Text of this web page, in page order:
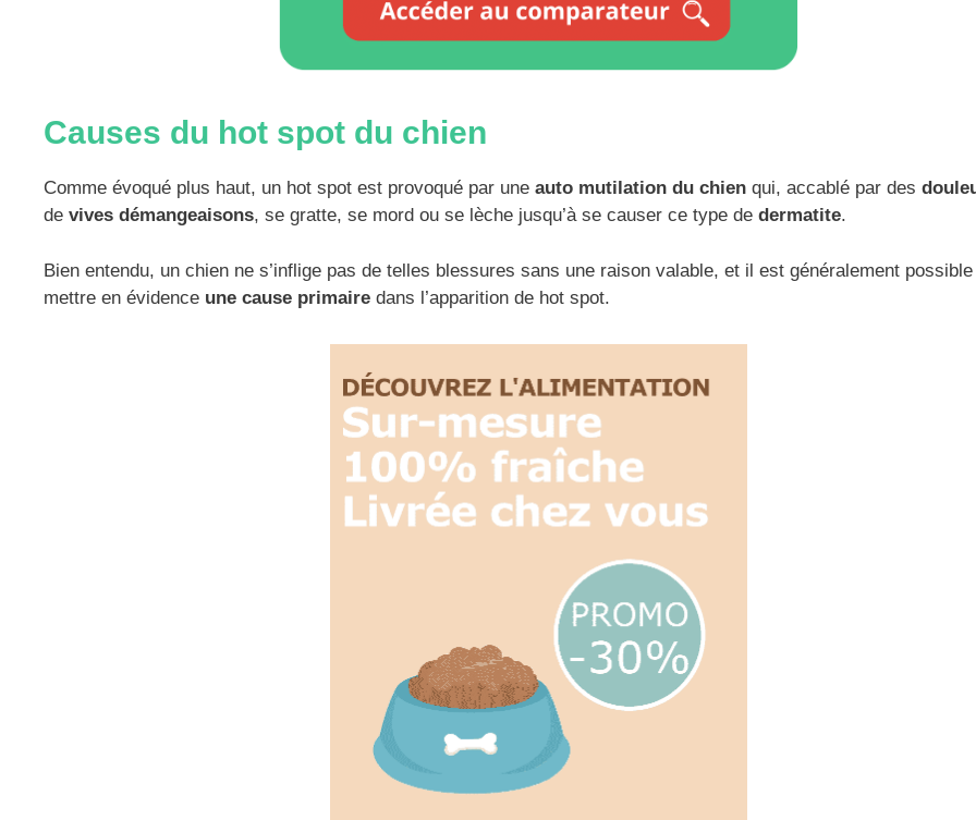
Causes du hot spot du chien
Comme évoqué plus haut, un hot spot est provoqué par une auto mutilation du chien qui, accablé par des
de vives démangeaisons, se gratte, se mord ou se lèche jusqu’à se causer ce type de dermatite.
Bien entendu, un chien ne s’inflige pas de telles blessures sans une raison valable, et il est généralement
mettre en évidence une cause primaire dans l’apparition de hot spot.